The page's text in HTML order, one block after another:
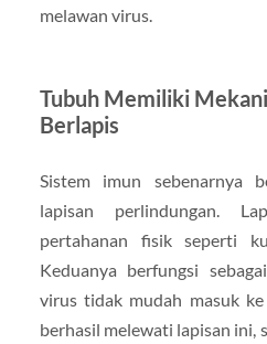
melawan virus.
Tubuh Memiliki
Berlapis
Sistem imun sebenarnya
lapisan perlindungan.
pertahanan fisik seperti
Keduanya berfungsi
virus tidak mudah masuk
berhasil melewati lapisan ini,